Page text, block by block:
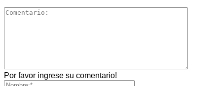
Por favor ingrese su comentario!